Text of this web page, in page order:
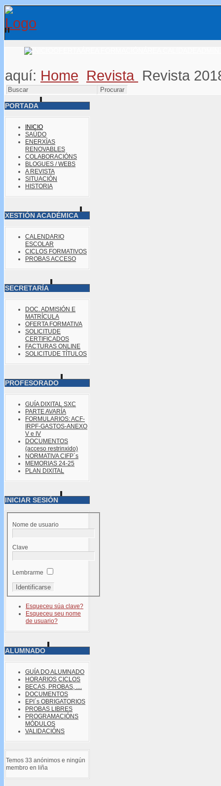
aquí: Home Revista Revista
PORTADA
INICIO
SAÚDO
ENERXÍAS
RENOVABLES
COLABORACIÓNS
BLOGUES / WEBS
A REVISTA
SITUACIÓN
HISTORIA
XESTIÓN ACADÉMICA
CALENDARIO
ESCOLAR
CICLOS FORMATIVOS
PROBAS ACCESO
SECRETARÍA
DOC. ADMISIÓN E
MATRÍCULA
OFERTA FORMATIVA
SOLICITUDE
CERTIFICADOS
FACTURAS ONLINE
SOLICITUDE TÍTULOS
PROFESORADO
GUÍA DIXITAL SXC
PARTE AVARÍA
FORMULARIOS: ACF-
IRPF-GASTOS-ANEXO
V e IV
DOCUMENTOS
(acceso restrinxido)
NORMATIVA CIFP´s
MEMORIAS 24-25
PLAN DIXITAL
INICIAR SESIÓN
Nome de usuario
Clave
Lembrarme
Esqueceu súa clave?
Esqueceu seu nome
de usuario?
ALUMNADO
GUÍA DO ALUMNADO
HORARIOS CICLOS
BECAS, PROBAS, ....
DOCUMENTOS
EPI´s OBRIGATORIOS
PROBAS LIBRES
PROGRAMACIÓNS
MÓDULOS
VALIDACIÓNS
Temos 33 anónimos e ningún
membro en liña